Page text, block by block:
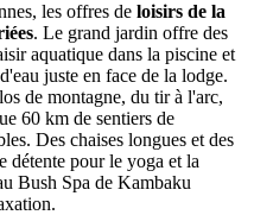
les offres de loisirs de la
. Le grand jardin offre des
aquatique dans la piscine et
juste en face de la lodge.
de montagne, du tir à l'arc,
60 km de sentiers de
Des chaises longues et des
détente pour le yoga et la
Bush Spa de Kambaku